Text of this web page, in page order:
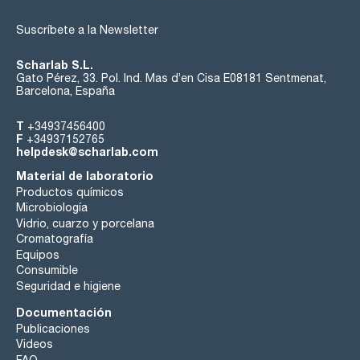
Suscríbete a la Newsletter
Scharlab S.L.
Gato Pérez, 33. Pol. Ind. Mas d’en Cisa E08181 Sentmenat,
Barcelona, España
T +34937456400
F +34937152765
helpdesk@scharlab.com
Material de laboratorio
Productos químicos
Microbiología
Vidrio, cuarzo y porcelana
Cromatografía
Equipos
Consumible
Seguridad e higiene
Documentación
Publicaciones
Videos